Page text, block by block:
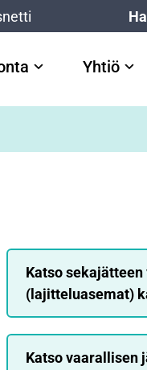
Yhtiö
Katso
(lajitteluasemat)
Katso vaarallisen